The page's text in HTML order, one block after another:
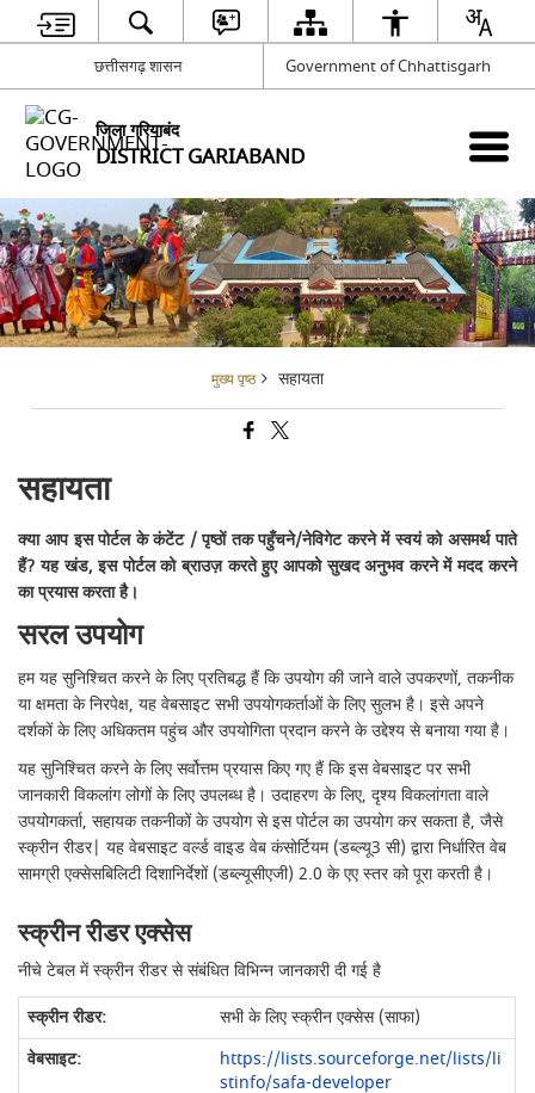
छत्तीसगढ़ शासन Government of Chhattisgarh
जिला गरियाबंद
DISTRICT GARIABAND
मुख्य पृष्ठ सहायता
सहायता
क्या आप इस पोर्टल के कंटेंट / पृष्ठों तक पहुँचने/नेविगेट करने में स्वयं को असमर्थ पाते
हैं? यह खंड, इस पोर्टल को ब्राउज़ करते हुए आपको सुखद अनुभव करने में मदद करने
का प्रयास करता है।
सरल उपयोग
हम यह सुनिश्चित करने के लिए प्रतिबद्ध हैं कि उपयोग की जाने वाले उपकरणों, तकनीक
या क्षमता के निरपेक्ष, यह वेबसाइट सभी उपयोगकर्ताओं के लिए सुलभ है। इसे अपने
दर्शकों के लिए अधिकतम पहुंच और उपयोगिता प्रदान करने के उद्देश्य से बनाया गया है।
यह सुनिश्चित करने के लिए सर्वोत्तम प्रयास किए गए हैं कि इस वेबसाइट पर सभी
जानकारी विकलांग लोगों के लिए उपलब्ध है। उदाहरण के लिए, दृश्य विकलांगता वाले
उपयोगकर्ता, सहायक तकनीकों के उपयोग से इस पोर्टल का उपयोग कर सकता है, जैसे
स्क्रीन रीडर| यह वेबसाइट वर्ल्ड वाइड वेब कंसोर्टियम (डब्ल्यू3 सी) द्वारा निर्धारित वेब
सामग्री एक्सेसबिलिटी दिशानिर्देशों (डब्ल्यूसीएजी) 2.0 के एए स्तर को पूरा करती है।
स्क्रीन रीडर एक्सेस
नीचे टेबल में स्क्रीन रीडर से संबंधित विभिन्न जानकारी दी गई है
सभी के लिए स्क्रीन एक्सेस (साफा)
https://lists.sourceforge.net/lists/li
stinfo/safa-developer